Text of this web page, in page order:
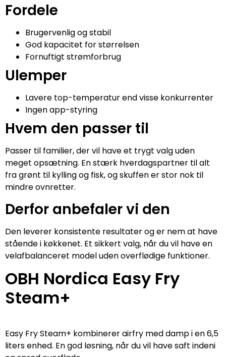
Fordele
Brugervenlig og stabil
God kapacitet for størrelsen
Fornuftigt strømforbrug
Ulemper
Lavere top-temperatur end visse konkurrenter
Ingen app-styring
Hvem den passer til
Passer til familier, der vil have et trygt valg uden
meget opsætning. En stærk hverdagspartner til alt
fra grønt til kylling og fisk, og skuffen er stor nok til
mindre ovnretter.
Derfor anbefaler vi den
Den leverer konsistente resultater og er nem at have
stående i køkkenet. Et sikkert valg, når du vil have en
velafbalanceret model uden overflødige funktioner.
OBH Nordica Easy Fry
Steam+
Easy Fry Steam+ kombinerer airfry med damp i en 6,5
liters enhed. En god løsning, når du vil have saft indeni